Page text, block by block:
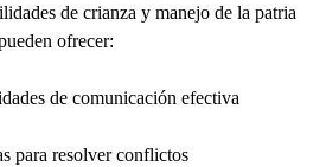
de crianza y manejo de la patria
ofrecer:
de comunicación efectiva
para resolver conflictos